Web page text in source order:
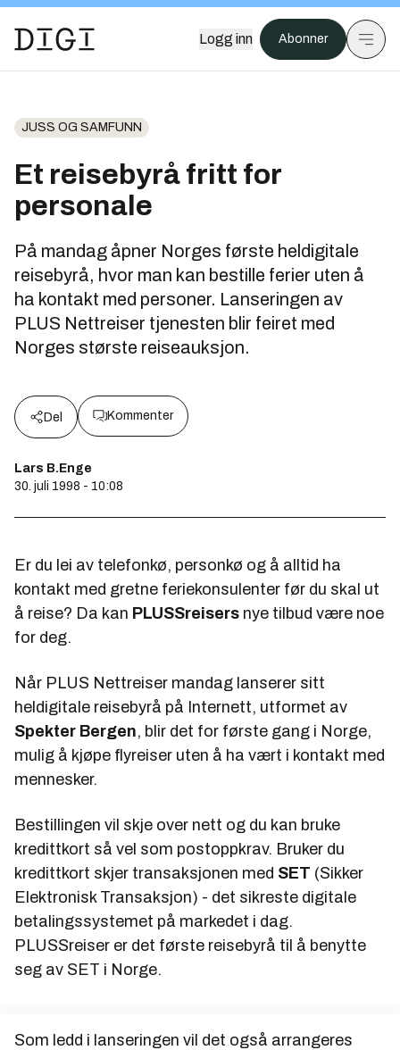
Logg inn Abonner
JUSS OG SAMFUNN
Et reisebyrå fritt for
personale
På mandag åpner Norges første heldigitale
reisebyrå, hvor man kan bestille ferier uten å
ha kontakt med personer. Lanseringen av
PLUS Nettreiser tjenesten blir feiret med
Norges største reiseauksjon.
Del Kommenter
Lars B.Enge
30. juli 1998 - 10:08
Er du lei av telefonkø, personkø og å alltid ha
kontakt med gretne feriekonsulenter før du skal ut
å reise? Da kan PLUSSreisers nye tilbud være noe
for deg.
Når PLUS Nettreiser mandag lanserer sitt
heldigitale reisebyrå på Internett, utformet av
Spekter Bergen, blir det for første gang i Norge,
mulig å kjøpe flyreiser uten å ha vært i kontakt med
mennesker.
Bestillingen vil skje over nett og du kan bruke
kredittkort så vel som postoppkrav. Bruker du
kredittkort skjer transaksjonen med SET (Sikker
Elektronisk Transaksjon) - det sikreste digitale
betalingssystemet på markedet i dag.
PLUSSreiser er det første reisebyrå til å benytte
seg av SET i Norge.
Som ledd i lanseringen vil det også arrangeres